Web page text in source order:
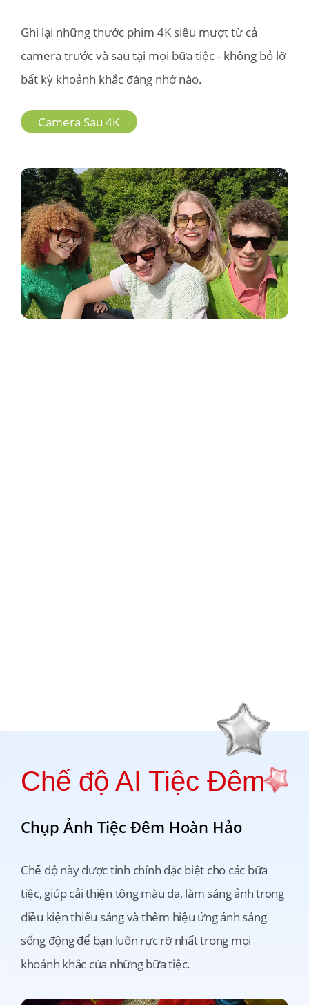
Ghi lại những thước phim 4K siêu mượt từ cả
camera trước và sau tại mọi bữa tiệc - không bỏ lỡ
bất kỳ khoảnh khắc đáng nhớ nào.
Camera Sau 4K
Camera Sau 4K
Chế độ AI Tiệc Đêm
Chụp Ảnh Tiệc Đêm Hoàn Hảo
Chế độ này được tinh chỉnh đặc biệt cho các bữa
tiệc, giúp cải thiện tông màu da, làm sáng ảnh trong
điều kiện thiếu sáng và thêm hiệu ứng ánh sáng
sống động để bạn luôn rực rỡ nhất trong mọi
khoảnh khắc của những bữa tiệc.